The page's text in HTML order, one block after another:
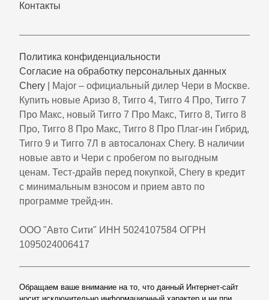
Контакты
Политика конфиденциальности
Согласие на обработку персональных данных
Chery | Major – официальный дилер Чери в Москве.
Купить новые Аризо 8, Тигго 4, Тигго 4 Про, Тигго 7
Про Макс, новый Тигго 7 Про Макс, Тигго 8, Тигго 8
Про, Тигго 8 Про Макс, Тигго 8 Про Плаг-ин Гибрид,
Тигго 9 и Тигго 7Л в автосалонах Chery. В наличии
новые авто и Чери с пробегом по выгодным
ценам. Тест-драйв перед покупкой, Chery в кредит
с минимальным взносом и прием авто по
программе трейд-ин.
ООО "Авто Сити" ИНН 5024107584 ОГРН
1095024006417
Обращаем ваше внимание на то, что данный Интернет-сайт